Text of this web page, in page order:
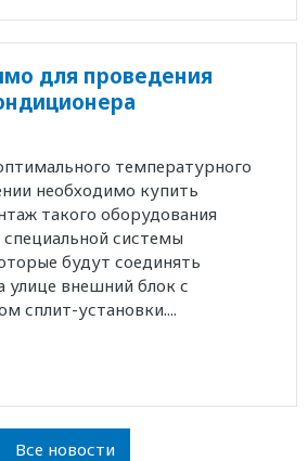
для проведения
температурного
необходимо купить
такого оборудования
специальной системы
будут соединять
улице внешний блок с
сплит-установки....
Все новости